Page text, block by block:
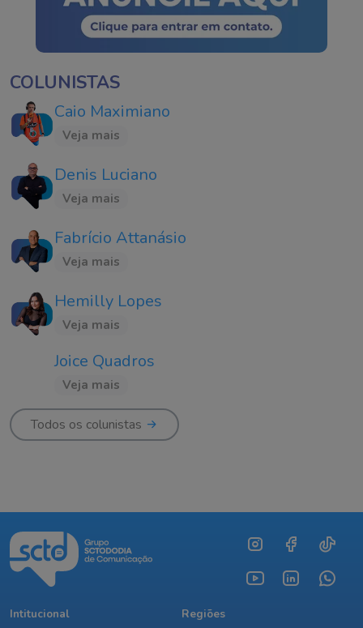
COLUNISTAS
Caio Maximiano
Veja mais
Denis Luciano
Veja mais
Fabrício Attanásio
Veja mais
Hemilly Lopes
Veja mais
Joice Quadros
Veja mais
Todos os colunistas
Intitucional
Regiões